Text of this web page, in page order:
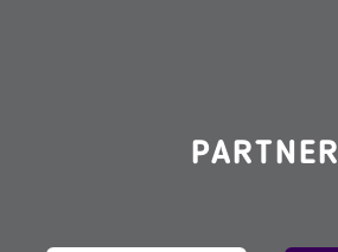
PARTNER